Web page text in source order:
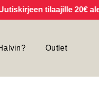
tilaajille 20€
Outlet